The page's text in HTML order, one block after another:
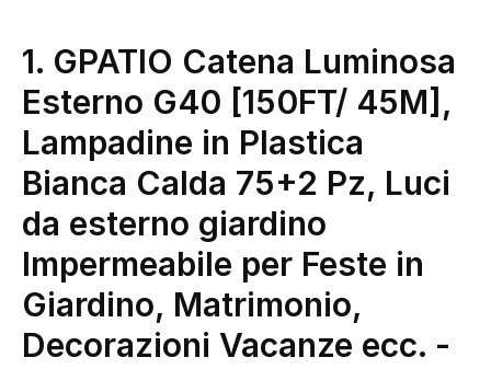
1. GPATIO Catena Luminosa
Esterno G40 [150FT/ 45M],
Lampadine in Plastica
Bianca Calda 75+2 Pz, Luci
da esterno giardino
Impermeabile per Feste in
Giardino, Matrimonio,
Decorazioni Vacanze ecc. -